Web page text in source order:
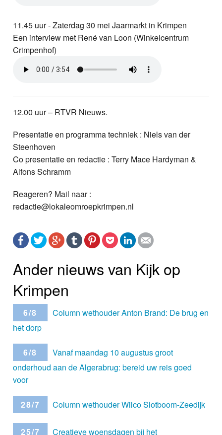
11.45 uur - Zaterdag 30 mei Jaarmarkt in Krimpen
Een interview met René van Loon (Winkelcentrum
Crimpenhof)
12.00 uur – RTVR Nieuws.
Presentatie en programma techniek : Niels van der
Steenhoven
Co presentatie en redactie : Terry Mace Hardyman &
Alfons Schramm
Reageren? Mail naar :
redactie@lokaleomroepkrimpen.nl
Ander nieuws van Kijk op
Krimpen
6/8
Column wethouder Anton Brand: De brug en
het dorp
6/8
Vanaf maandag 10 augustus groot
onderhoud aan de Algerabrug: bereid uw reis goed
voor
28/7 Column wethouder Wilco Slotboom-Zeedijk
25/7 Creatieve woensdagen bij het